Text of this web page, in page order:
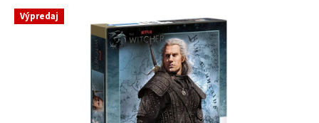
Výpredaj